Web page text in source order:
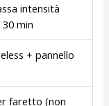
intensità
min
+ pannello
faretto (non